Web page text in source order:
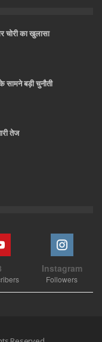
चोरी का खुलासा
सामने बड़ी चुनौती
तेज
Instagram
Followers